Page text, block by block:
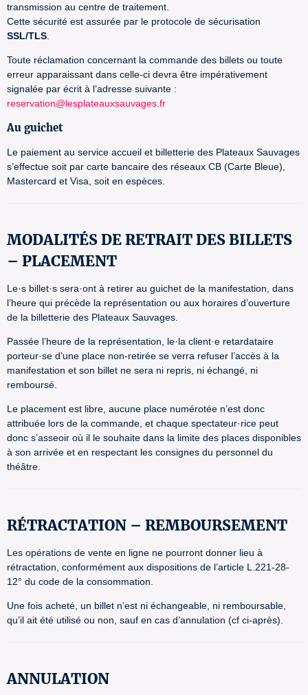
transmission au centre de traitement.
Cette sécurité est assurée par le protocole de sécurisation
SSL/TLS
Toute réclamation concernant la commande des billets ou toute
erreur apparaissant dans celle-ci devra être impérativement
signalée par écrit à l’adresse suivante :
reservation@lesplateauxsauvages.fr
Au guichet
Le paiement au service accueil et billetterie des Plateaux Sauvages
s’effectue soit par carte bancaire des réseaux CB (Carte Bleue),
Mastercard et Visa, soit en espèces.
MODALITÉS DE RETRAIT DES BILLETS
– PLACEMENT
Le·s billet·s sera·ont à retirer au guichet de la manifestation, dans
l’heure qui précède la représentation ou aux horaires d’ouverture
de la billetterie des Plateaux Sauvages.
Passée l’heure de la représentation, le·la client·e retardataire
porteur·se d’une place non-retirée se verra refuser l’accès à la
manifestation et son billet ne sera ni repris, ni échangé, ni
remboursé.
Le placement est libre, aucune place numérotée n’est donc
attribuée lors de la commande, et chaque spectateur·rice peut
donc s’asseoir où il le souhaite dans la limite des places disponibles
à son arrivée et en respectant les consignes du personnel du
théâtre.
RÉTRACTATION – REMBOURSEMENT
Les opérations de vente en ligne ne pourront donner lieu à
rétractation, conformément aux dispositions de l’article L.221-28-
12° du code de la consommation.
Une fois acheté, un billet n’est ni échangeable, ni remboursable,
qu’il ait été utilisé ou non, sauf en cas d’annulation (cf ci-après).
ANNULATION